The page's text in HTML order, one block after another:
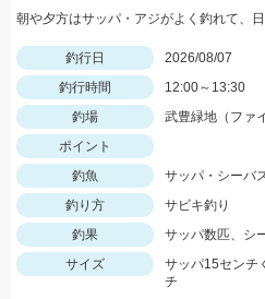
朝や夕方はサッパ・アジがよく釣れて、
釣行日
2026/08/07
釣行時間
12:00～13:30
釣場
武豊緑地（ファ
ポイント
釣魚
サッパ・シーバ
釣り方
サビキ釣り
釣果
サッパ数匹、シ
サイズ
サッパ15センチ
チ